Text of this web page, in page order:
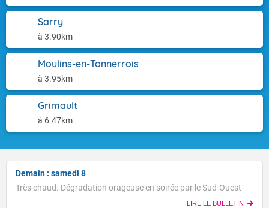
Sarry
à 3.90km
Moulins-en-Tonnerrois
à 3.95km
Grimault
à 6.47km
Demain : samedi 8
Très chaud. Dégradation orageuse en soirée par le Sud-Ouest
LIRE LE BULLETIN